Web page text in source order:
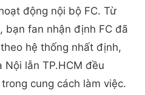
động nội bộ FC. Từ
bạn fan nhận định FC đã
hệ thống nhất định,
lẫn TP.HCM đều
cung cách làm việc.